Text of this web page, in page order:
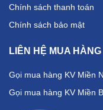
Chính sách thanh toán
Chính sách bảo mật
LIÊN HỆ MUA HÀNG
Gọi mua hàng KV Miền
Gọi mua hàng KV Miền